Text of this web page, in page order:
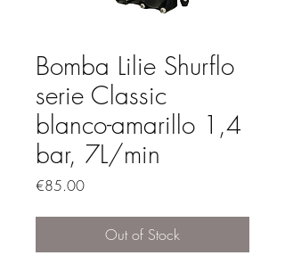
Bomba Lilie Shurflo
serie Classic
blanco-amarillo 1,4
bar, 7L/min
€85.00Price
Out of Stock